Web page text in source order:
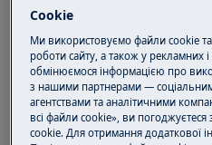
Перед будь-якими
обслуговування
штепсельну вилку від
Завжди будьте
прилади, для важких
пересувати їх двоє
Cookie
Ми використовуємо файли cookie та
роботи сайту, а також у рекламних
обмінюємося інформацією про
з нашими партнерами —
агентствами та аналітичними
всі файли cookie», ви
cookie. Для отримання додаткової